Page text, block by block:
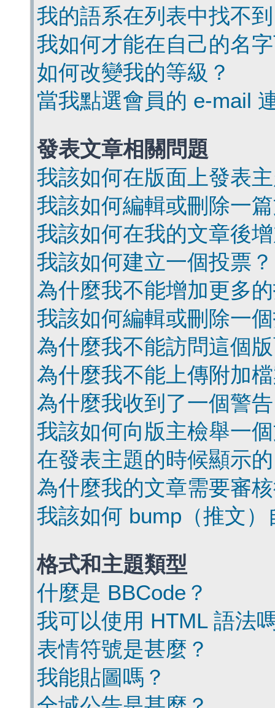
我的語系在列表中找不
我如何才能在自己的名
如何改變我的等級？
當我點選會員的 e-mail
發表文章相關問題
我該如何在版面上發表
我該如何編輯或刪除一
我該如何在我的文章後
我該如何建立一個投票？
為什麼我不能增加更多
我該如何編輯或刪除一
為什麼我不能訪問這個
為什麼我不能上傳附加
為什麼我收到了一個警
我該如何向版主檢舉一
在發表主題的時候顯示
為什麼我的文章需要審
我該如何 bump（推文
格式和主題類型
什麼是 BBCode？
我可以使用 HTML 語法
表情符號是甚麼？
我能貼圖嗎？